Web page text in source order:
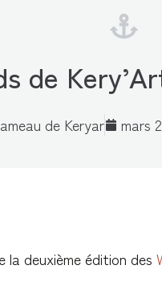
de
de Keryar mars
la deuxième édition des